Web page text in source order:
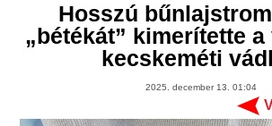
Hosszú
„bétékát” kimerítette
kecskeméti
2025. december 13. 01:04